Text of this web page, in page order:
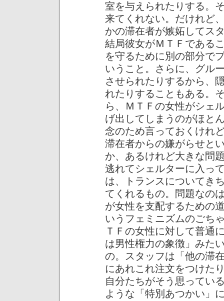
室を与えられたりする。
来てくれない。だけれど
かの滞在者が嫉妬してス
結局彼女がＭＴＦである
を守るために別の部分で
いうこと。さらに、グル
させられたりするから、
れたりすることもある。
ら、ＭＴＦの女性がシェ
げ出してしまうのがほと
念のため言っておくけれ
滞在者からの嫌がらせと
か、あるけれど大きな問
逃れてシェルターに入っ
は、トランスについてき
てくれるもの。問題なの
が女性を支配するための
いうフェミニズムのごち
ＴＦの女性に対して普通
は男性権力の象徴」みた
の。スタッフは「他の滞
にあれこれ注文をつけた
自分たちがそう思ってい
ような「特別あつかい」